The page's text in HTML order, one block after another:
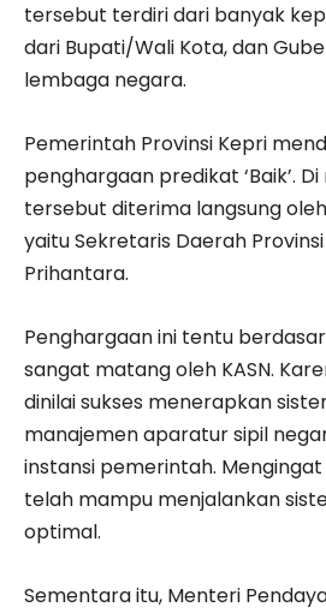
tersebut terdiri dari banyak
dari Bupati/Wali Kota, dan
lembaga negara.
Pemerintah Provinsi Kepri
penghargaan predikat ‘Baik’.
tersebut diterima langsung
yaitu Sekretaris Daerah
Prihantara.
Penghargaan ini tentu
sangat matang oleh KASN.
dinilai sukses menerapkan
manajemen aparatur sipil
instansi pemerintah.
telah mampu menjalankan
optimal.
Sementara itu, Menteri